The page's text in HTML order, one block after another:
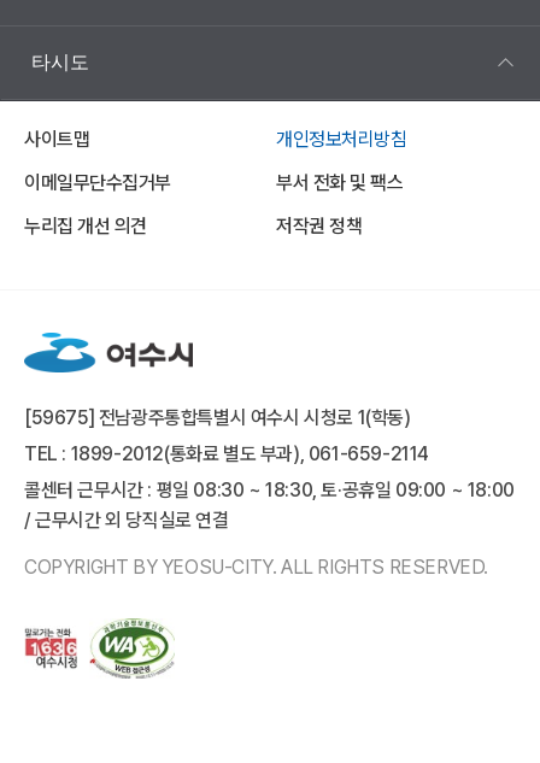
타시도
사이트맵
개인정보처리방침
이메일무단수집거부
부서 전화 및 팩스
누리집 개선 의견
저작권 정책
[59675] 전남광주통합특별시 여수시 시청로 1(학동)
TEL : 1899-2012(통화료 별도 부과), 061-659-2114
콜센터 근무시간 : 평일 08:30 ~ 18:30, 토·공휴일 09:00 ~ 18:00
/ 근무시간 외 당직실로 연결
COPYRIGHT BY YEOSU-CITY. ALL RIGHTS RESERVED.